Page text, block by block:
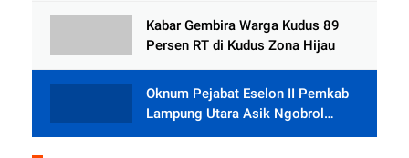
Rumah dari BAZNAS
Kabar Gembira Warga Kudus 89
Persen RT di Kudus Zona Hijau
Oknum Pejabat Eselon II Pemkab
Lampung Utara Asik Ngobrol
Dengan Teman Kencan Wanitanya